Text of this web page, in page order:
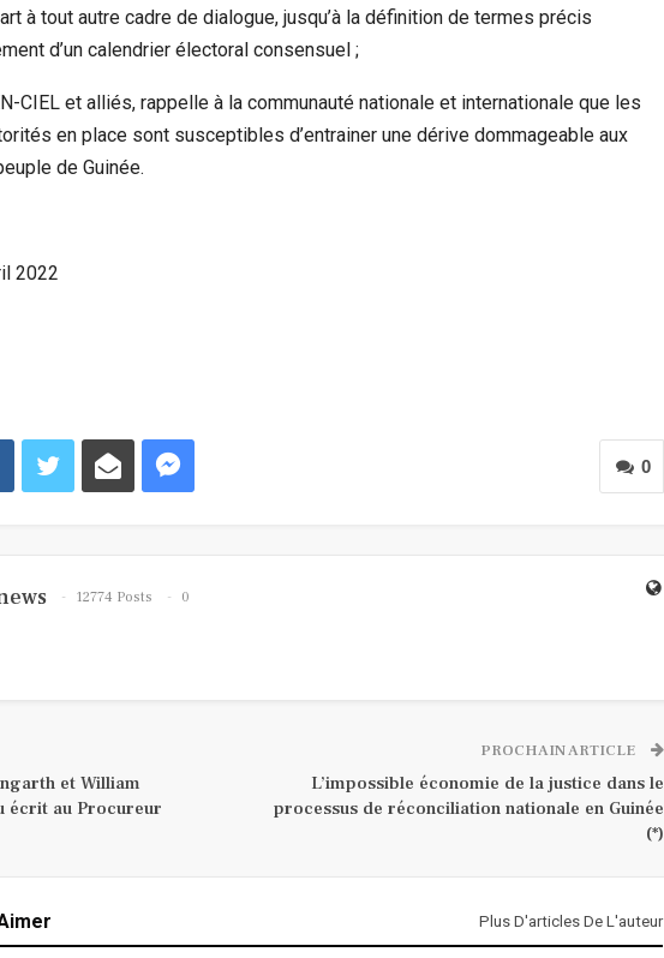
à tout autre cadre de dialogue, jusqu’à la définition de termes précis
d’un calendrier électoral consensuel ;
CIEL et alliés, rappelle à la communauté nationale et internationale que les
en place sont susceptibles d’entrainer une dérive dommageable aux
de Guinée.
2022
0
12774 Posts
0
et William
écrit au Procureur
PROCHAIN ARTICLE
L’impossible économie de la justice dans le
processus de réconciliation nationale en Guinée
(*)
Plus D'articles De L'auteur